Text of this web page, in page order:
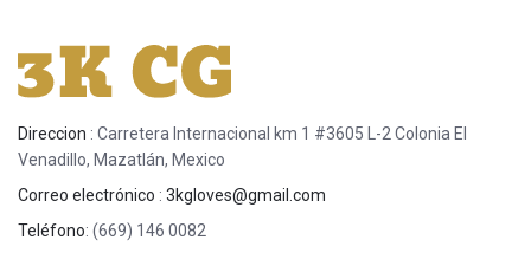
Direccion : Carretera Internacional km 1 #3605 L-2 Colonia El
Venadillo, Mazatlán, Mexico
Correo electrónico : 3kgloves@gmail.com
Teléfono: (669) 146 0082